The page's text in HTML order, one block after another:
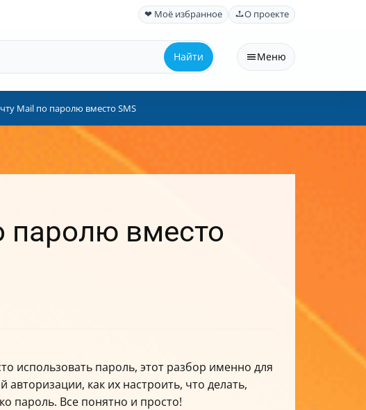
❤ Моё избранное О проекте
Найти Меню
Mail по паролю вместо SMS
паролю вместо
использовать пароль, этот разбор именно для
как их настроить, что делать,
пароль. Все понятно и просто!